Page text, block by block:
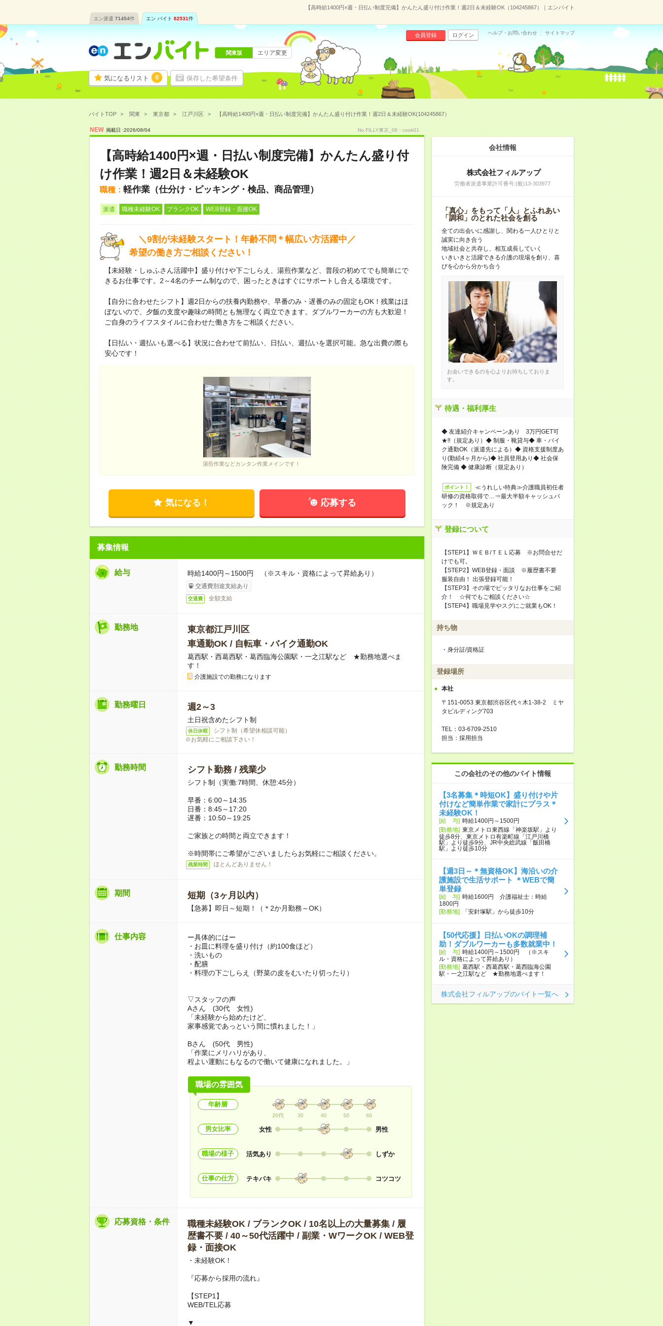
【高時給1400円×週・日払い制度完備】かんたん盛り付け作業！週2日＆未経験OK（104245867）｜エンバイト
エン派遣 71454件 エン バイト 82531件
気になるリスト 0 保存した希望条件
会員登録 ログイン ヘルプ・お問い合わせ サイトマップ
関東版 エリア変更
バイトTOP 関東 東京都 江戸川区 【高時給1400円×週・日払い制度完備】かんたん盛り付け作業！週2日＆未経験OK(104245867）
NEW 掲載日 :2026/08/04 No.FILLY東京_06・cook01
【高時給1400円×週・日払い制度完備】かんたん盛り付
け作業！週2日＆未経験OK
職種： 軽作業（仕分け・ピッキング・検品、商品管理）
派遣 職種未経験OK ブランクOK WEB登録・面接OK
＼9割が未経験スタート！年齢不問＊幅広い方活躍中／
希望の働き方ご相談ください！
【未経験・しゅふさん活躍中】盛り付けや下ごしらえ、湯煎作業など、普段の初めてでも簡単にで
きるお仕事です。2～4名のチーム制なので、困ったときはすぐにサポートし合える環境です。
【自分に合わせたシフト】週2日からの扶養内勤務や、早番のみ・遅番のみの固定もOK！残業はほ
ぼないので、夕飯の支度や趣味の時間とも無理なく両立できます。ダブルワーカーの方も大歓迎！
ご自身のライフスタイルに合わせた働き方をご相談ください。
【日払い・週払いも選べる】状況に合わせて前払い、日払い、週払いを選択可能。急な出費の際も
安心です！
湯煎作業などカンタン作業メインです！
気になる！ 応募する
募集情報
給与 時給1400円～1500円 （※スキル・資格によって昇給あり）
交通費別途支給あり
交通費 全額支給
勤務地
東京都江戸川区
車通勤OK / 自転車・バイク通勤OK
葛西駅・西葛西駅・葛西臨海公園駅・一之江駅など ★勤務地選べま
す！
介護施設での勤務になります
勤務曜日 週2～3
土日祝含めたシフト制
休日休暇
シフト制（希望休相談可能）
※お気軽にご相談下さい！
勤務時間 シフト勤務 / 残業少
シフト制（実働:7時間、休憩:45分）
早番：6:00～14:35
日番：8:45～17:20
遅番：10:50～19:25
ご家族との時間と両立できます！
※時間帯にご希望がございましたらお気軽にご相談ください。
残業時間 ほとんどありません！
期間 短期（3ヶ月以内）
【急募】即日～短期！（＊2か月勤務～OK）
仕事内容
ー具体的にはー
・お皿に料理を盛り付け（約100食ほど）
・洗いもの
・配膳
・料理の下ごしらえ（野菜の皮をむいたり切ったり）
▽スタッフの声
Aさん (30代 女性)
「未経験から始めたけど、
家事感覚であっという間に慣れました！」
Bさん (50代 男性)
「作業にメリハリがあり、
程よい運動にもなるので働いて健康になれました。」
職場の雰囲気
年齢層
20代 30 40 50 60
男女比率 女性 男性
職場の様子 活気あり しずか
仕事の仕方 テキパキ コツコツ
応募資格・条件
職種未経験OK / ブランクOK / 10名以上の大量募集 / 履
歴書不要 / 40～50代活躍中 / 副業・WワークOK / WEB登
録・面接OK
・未経験OK！
『応募から採用の流れ』
【STEP1】
WEB/TEL応募
▼
会社情報
株式会社フィルアップ
労働者派遣事業許可番号:(般)13-303977
「真心」をもって「人」とふれあい
「調和」のとれた社会を創る
全ての出会いに感謝し、関わる一人ひとりと
誠実に向き合う
地域社会と共存し、相互成長していく
いきいきと活躍できる介護の現場を創り、喜
びを心から分かち合う
お会いできるのを心よりお待ちしておりま
す。
待遇・福利厚生
◆ 友達紹介キャンペーンあり 3万円GET可
★!!（規定あり）◆ 制服・靴貸与◆ 車・バイ
ク通勤OK（派遣先による）◆ 資格支援制度あ
り(勤続4ヶ月から)◆ 社員登用あり◆ 社会保
険完備 ◆ 健康診断（規定あり）
ポイント！
≪うれしい特典≫介護職員初任者
研修の資格取得で…⇒最大半額キャッシュバ
ック！ ※規定あり
登録について
【STEP1】ＷＥＢ/ＴＥＬ応募 ※お問合せだ
けでも可。
【STEP2】WEB登録・面談 ※履歴書不要
服装自由！ 出張登録可能！
【STEP3】その場でピッタリなお仕事をご紹
介！ ☆何でもご相談ください☆
【STEP4】職場見学やスグにご就業もOK！
持ち物
・身分証/資格証
登録場所
本社
〒151-0053 東京都渋谷区代々木1-38-2 ミヤ
タビルディング703
TEL：03-6709-2510
担当：採用担当
この会社のその他のバイト情報
【3名募集＊時短OK】盛り付けや片
付けなど簡単作業で家計にプラス＊
未経験OK！
[給 与] 時給1400円～1500円
[勤務地] 東京メトロ東西線「神楽坂駅」より
徒歩8分、東京メトロ有楽町線「江戸川橋
駅」より徒歩9分、JR中央総武線「飯田橋
駅」より徒歩10分
【週3日～＊無資格OK】海沿いの介
護施設で生活サポート ＊WEBで簡
単登録
[給 与] 時給1600円 介護福祉士：時給
1800円
[勤務地]
「安針塚駅」から徒歩10分
【50代応援】日払いOKの調理補
助！ダブルワーカーも多数就業中！
[給 与] 時給1400円～1500円 （※スキ
ル・資格によって昇給あり）
[勤務地] 葛西駅・西葛西駅・葛西臨海公園
駅・一之江駅など ★勤務地選べます！
株式会社フィルアップのバイト一覧へ